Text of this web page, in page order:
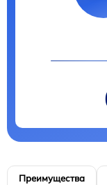
Преимущества